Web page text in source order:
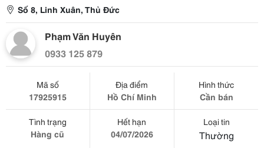
Số 8, Linh Xuân, Thủ Đức
Phạm Văn Huyên
0933 125 879
Mã số
17925915
Địa điểm
Hồ Chí Minh
Hình thức
Cần bán
Tình trạng
Hàng cũ
Hết hạn
04/07/2026
Loại tin
Thường